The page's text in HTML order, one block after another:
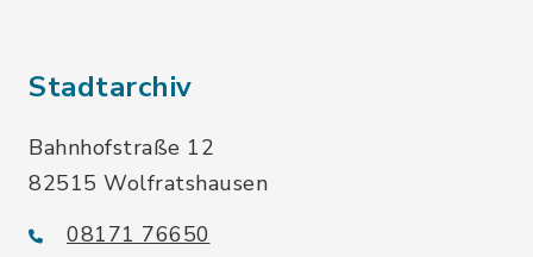
Stadtarchiv
Bahnhofstraße 12
82515 Wolfratshausen
08171 76650